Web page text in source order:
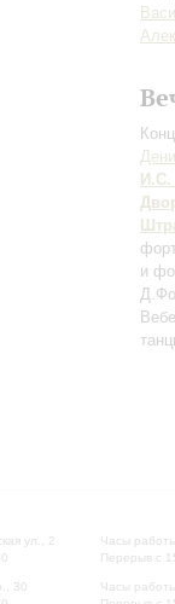
И.С.
и
ул., 2
30
Часы
Перерыв с
Часы